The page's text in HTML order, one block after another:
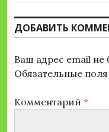
ДОБАВИТЬ
Ваш адрес email не
Обязательные
Комментарий *